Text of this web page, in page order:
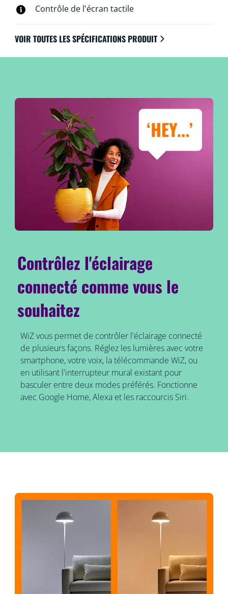
Contrôle de l'écran tactile
VOIR TOUTES LES SPÉCIFICATIONS PRODUIT
Contrôlez l'éclairage
connecté comme vous le
souhaitez
WiZ vous permet de contrôler l'éclairage connecté
de plusieurs façons. Réglez les lumières avec votre
smartphone, votre voix, la télécommande WiZ, ou
en utilisant l'interrupteur mural existant pour
basculer entre deux modes préférés. Fonctionne
avec Google Home, Alexa et les raccourcis Siri.